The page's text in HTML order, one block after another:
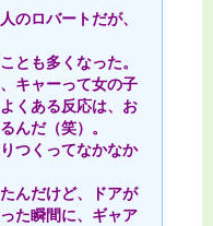
のロバートだが、
とも多くなった。
キャーって女の子
くある反応は、お
んだ（笑）。
つくってなかなか
んだけど、ドアが
た瞬間に、ギャア